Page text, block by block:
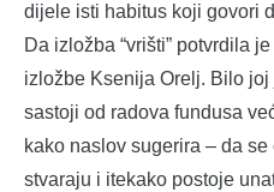
dijele isti habitus koji govori
Da izložba “vrišti” potvrdila
izložbe Ksenija Orelj. Bilo
sastoji od radova fundusa
kako naslov sugerira – da
stvaraju i itekako postoje